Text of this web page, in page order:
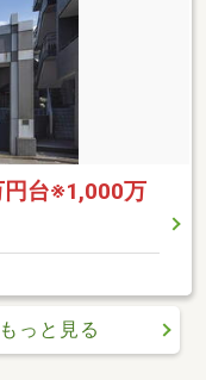
台※1,000万
っと見る